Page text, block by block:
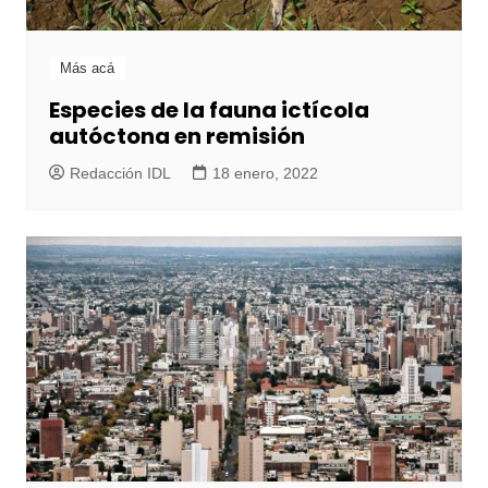
Más acá
Especies de la fauna ictícola
autóctona en remisión
Redacción IDL 18 enero, 2022